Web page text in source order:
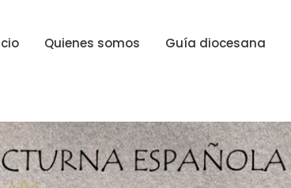
Quienes somos Guía diocesana